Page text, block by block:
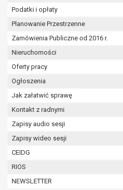
Podatki i opłaty
Planowanie Przestrzenne
Zamówienia Publiczne od 2016 r.
Nieruchomości
Oferty pracy
Ogłoszenia
Jak załatwić sprawę
Kontakt z radnymi
Zapisy audio sesji
Zapisy wideo sesji
CEIDG
RIOS
NEWSLETTER
przetwarzanie Pani/Pana
Prezes Urzędu Ochrony
W zależności od sfery, w
umownym.
Pani/Pana dane nie będą
zautomatyzowanemu